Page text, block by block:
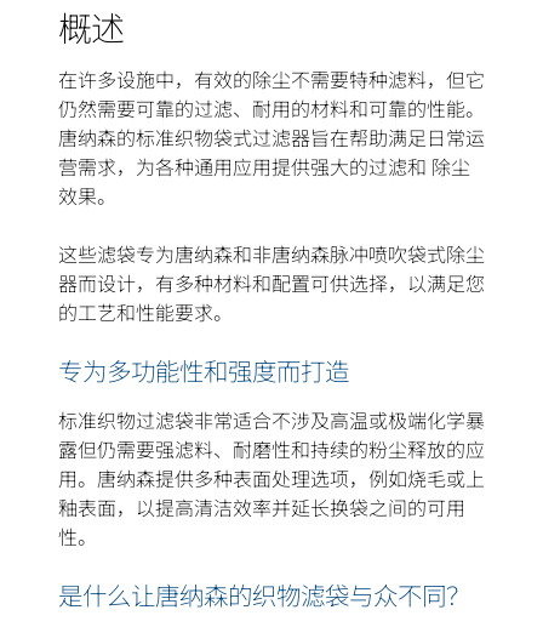
概述
在许多设施中，有效的除尘不需要特种滤料，但它
仍然需要可靠的过滤、耐用的材料和可靠的性能。
唐纳森的标准织物袋式过滤器旨在帮助满足日常运
营需求，为各种通用应用提供强大的过滤和 除尘
效果。
这些滤袋专为唐纳森和非唐纳森脉冲喷吹袋式除尘
器而设计，有多种材料和配置可供选择，以满足您
的工艺和性能要求。
专为多功能性和强度而打造
标准织物过滤袋非常适合不涉及高温或极端化学暴
露但仍需要强滤料、耐磨性和持续的粉尘释放的应
用。唐纳森提供多种表面处理选项，例如烧毛或上
釉表面，以提高清洁效率并延长换袋之间的可用
性。
是什么让唐纳森的织物滤袋与众不同？